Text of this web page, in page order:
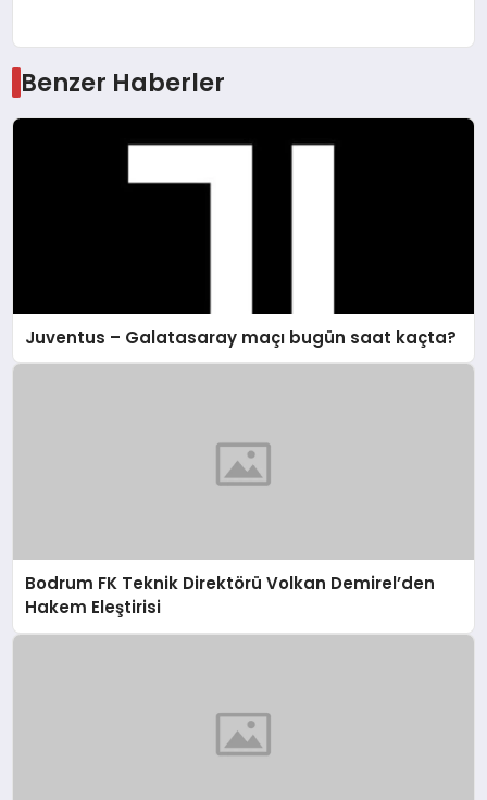
Benzer Haberler
Juventus – Galatasaray maçı bugün saat kaçta?
Bodrum FK Teknik Direktörü Volkan Demirel’den
Hakem Eleştirisi